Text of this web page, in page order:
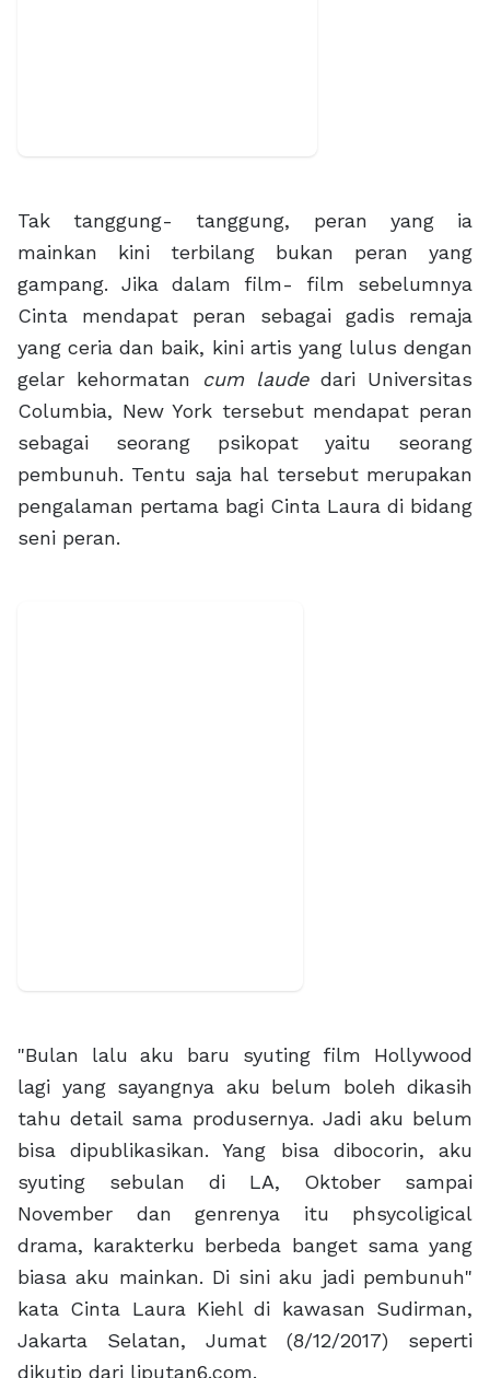
Tak tanggung- tanggung, peran yang ia
mainkan kini terbilang bukan peran yang
gampang. Jika dalam film- film sebelumnya
Cinta mendapat peran sebagai gadis remaja
yang ceria dan baik, kini artis yang lulus dengan
gelar kehormatan cum laudedari Universitas
Columbia, New York tersebut mendapat peran
sebagai seorang psikopat yaitu seorang
pembunuh. Tentu saja hal tersebut merupakan
pengalaman pertama bagi Cinta Laura di bidang
seni peran.
"Bulan lalu aku baru syuting film Hollywood
lagi yang sayangnya aku belum boleh dikasih
tahu detail sama produsernya. Jadi aku belum
bisa dipublikasikan. Yang bisa dibocorin, aku
syuting sebulan di LA, Oktober sampai
November dan genrenya itu phsycoligical
drama, karakterku berbeda banget sama yang
biasa aku mainkan. Di sini aku jadi pembunuh"
kata Cinta Laura Kiehl di kawasan Sudirman,
Jakarta Selatan, Jumat (8/12/2017) seperti
dikutip dari liputan6.com.